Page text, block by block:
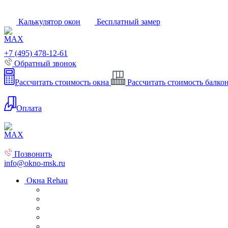
Калькулятор окон Бесплатный замер
+7 (495) 478-12-61
Обратный звонок
Рассчитать стоимость окна Рассчитать стоимость
Оплата
Позвонить
info@okno-msk.ru
Окна Rehau